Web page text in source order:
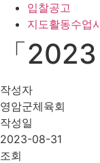
입찰공고
지도활동수업
「
작성자
영암군체육회
작성일
2023-08-31
조회